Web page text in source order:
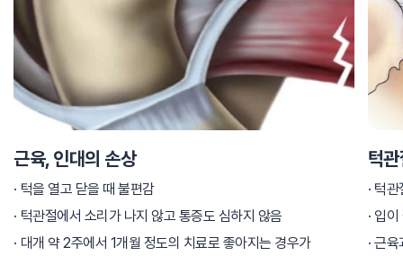
근육, 인대의 손상
턱을 열고 닫을 때 불편감
턱관절에서 소리가 나지 않고 통증도 심하지 않음
대개 약 2주에서 1개월 정도의 치료로 좋아지는 경우가
턱
턱관
입이
근육